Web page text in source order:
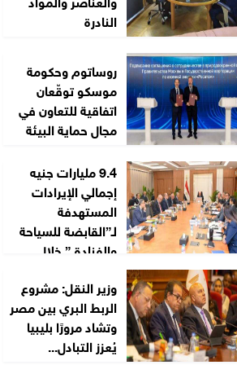
النادرة
روساتوم وحكومة
موسكو توقّعان
اتفاقية للتعاون في
مجال حماية البيئة
9.4 مليارات جنيه
إجمالي الإيرادات
المستهدفة
لـ”القابضة للسياحة
والفنادق” خلال
وزير النقل: مشروع
الربط البري بين مصر
وتشاد مرورًا بليبيا
يُعزز التبادل...